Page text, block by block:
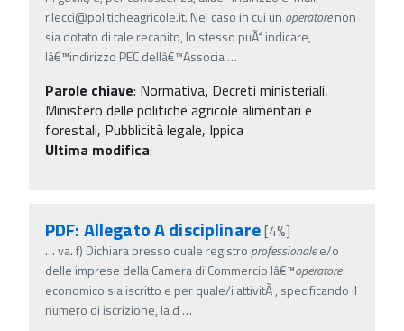
r.lecci@politicheagricole.it. Nel caso in cui un operatorenon
sia dotato di tale recapito, lo stesso puÃ² indicare,
lâ€™indirizzo PEC dellâ€™Associa…
Parole chiave: Normativa, Decreti ministeriali,
Ministero delle politiche agricole alimentari e
forestali, Pubblicità legale, Ippica
Ultima modifica:
PDF: Allegato A disciplinare[4%]
…va. f) Dichiara presso quale registro professionalee/o
delle imprese della Camera di Commercio lâ€™operatore
economico sia iscritto e per quale/i attivitÃ , specificando il
numero di iscrizione, la d …